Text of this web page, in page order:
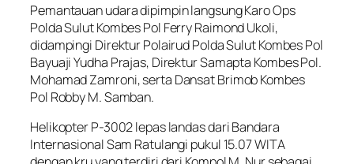
Pemantauan udara dipimpin langsung Karo Ops
Polda Sulut Kombes Pol Ferry Raimond Ukoli,
didampingi Direktur Polairud Polda Sulut Kombes Pol
Bayuaji Yudha Prajas, Direktur Samapta Kombes Pol.
Mohamad Zamroni, serta Dansat Brimob Kombes
Pol Robby M. Samban.
Helikopter P-3002 lepas landas dari Bandara
Internasional Sam Ratulangi pukul 15.07 WITA